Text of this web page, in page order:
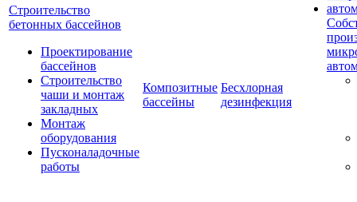
Строительство
бетонных бассейнов
Проектирование
бассейнов
Строительство
чаши и монтаж
закладных
Монтаж
оборудования
Пусконаладочные
работы
Композитные
бассейны
Бесхлорная
дезинфекция